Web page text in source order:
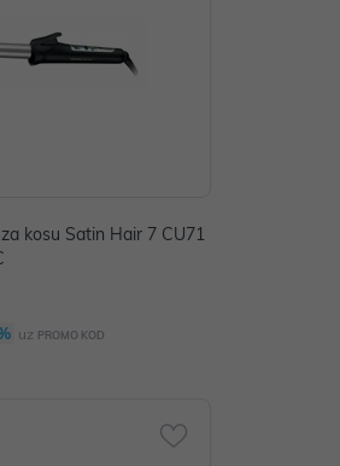
kosu Satin Hair 7 CU71
uz PROMO KOD